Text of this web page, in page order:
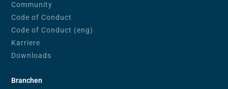
Community
Code of Conduct
Code of Conduct (eng)
Karriere
Downloads
Branchen